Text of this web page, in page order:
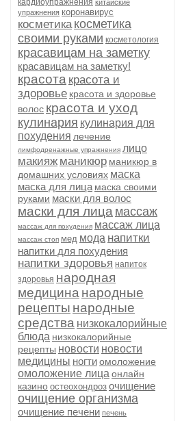
кардиоупражнения китайские
упражнения коронавирус
косметика косметика
своими руками косметология
красавицам на заметку
красавицам на заметку!
красота красота и
здоровье красота и здоровье
волос красота и уход
кулинария кулинария для
похудения лечение
лимфодренажные упражнения лицо
макияж маникюр маникюр в
домашних условиях маска
маска для лица маска своими
руками маски для волос
маски для лица массаж
массаж для похудения массаж лица
массаж стоп мед мода напитки
напитки для похудения
напитки здоровья напиток
здоровья народная
медицина народные
рецепты народные
средства низкокалорийные
блюда низкокалорийные
рецепты новости новости
медицины ногтиомоложение
омоложение лица онлайн
казино остеохондроз очищение
очищение организма
очищение печени печень